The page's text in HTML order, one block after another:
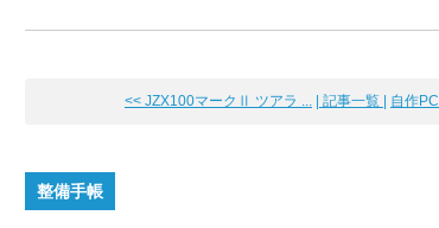
<< JZX100マークⅡ ツアラ ... | 記事一覧 | 自作
整備手帳